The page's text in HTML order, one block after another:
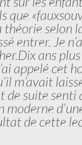
que «faux
selon
entrer. Je
Dix ans
appelé cet
m’avait
de suite senti
de cette